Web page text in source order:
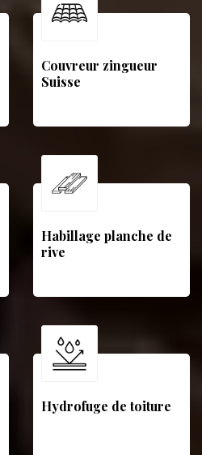
Couvreur zingueur
Suisse
Habillage planche de
rive
Hydrofuge de toiture